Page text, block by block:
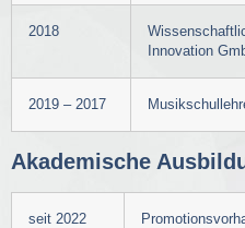
2018
Innovation
2019 – 2017
Akademische
seit 2022